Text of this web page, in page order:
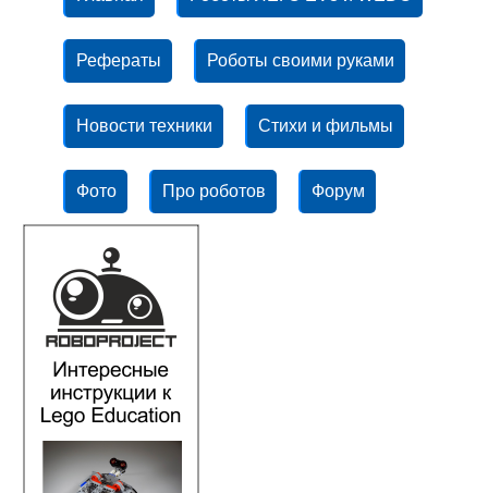
Рефераты Роботы своими руками
Новости техники Стихи и фильмы
Фото Про роботов Форум